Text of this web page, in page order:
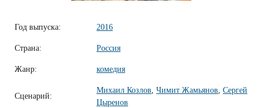
Год выпуска: 2016
Страна: Россия
Жанр: комедия
Сценарий:
Михаил Козлов, Чимит Жамьянов, Сергей
Цыренов